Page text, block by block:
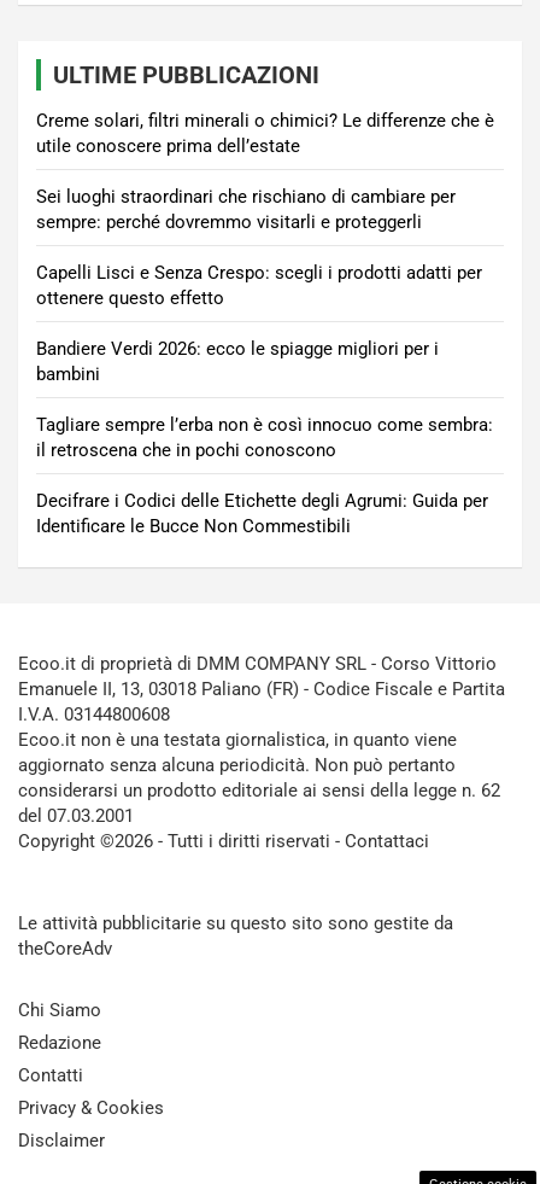
ULTIME PUBBLICAZIONI
Creme solari, filtri minerali o chimici? Le differenze che è
utile conoscere prima dell’estate
Sei luoghi straordinari che rischiano di cambiare per
sempre: perché dovremmo visitarli e proteggerli
Capelli Lisci e Senza Crespo: scegli i prodotti adatti per
ottenere questo effetto
Bandiere Verdi 2026: ecco le spiagge migliori per i
bambini
Tagliare sempre l’erba non è così innocuo come sembra:
il retroscena che in pochi conoscono
Decifrare i Codici delle Etichette degli Agrumi: Guida per
Identificare le Bucce Non Commestibili
Ecoo.it di proprietà di DMM COMPANY SRL - Corso Vittorio
Emanuele II, 13, 03018 Paliano (FR) - Codice Fiscale e Partita
I.V.A. 03144800608
Ecoo.it non è una testata giornalistica, in quanto viene
aggiornato senza alcuna periodicità. Non può pertanto
considerarsi un prodotto editoriale ai sensi della legge n. 62
del 07.03.2001
Copyright ©2026 - Tutti i diritti riservati - Contattaci
Le attività pubblicitarie su questo sito sono gestite da
theCoreAdv
Chi Siamo
Redazione
Contatti
Privacy & Cookies
Disclaimer